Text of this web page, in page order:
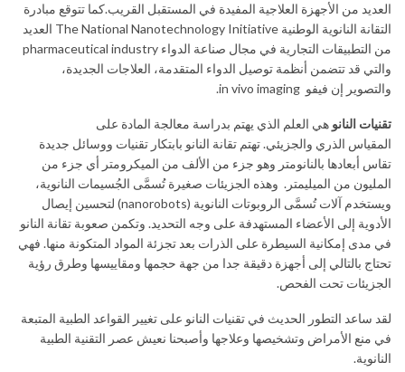
العديد من الأجهزة العلاجية المفيدة في المستقبل القريب.كما تتوقع مبادرة
التقانة النانوية الوطنية The National Nanotechnology Initiative العديد
من التطبيقات التجارية في مجال صناعة الدواء pharmaceutical industry
والتي قد تتضمن أنظمة توصيل الدواء المتقدمة، العلاجات الجديدة،
والتصوير إن فيفو in vivo imaging.
تقنيات النانو هي العلم الذي يهتم بدراسة معالجة المادة على
المقياس الذري والجزيئي. تهتم تقانة النانو بابتكار تقنيات ووسائل جديدة
تقاس أبعادها بالنانومتر وهو جزء من الألف من الميكرومتر أي جزء من
المليون من الميليمتر. وهذه الجزيئات صغيرة تُسمَّى الجُسيمات النانوية،
ويستخدم آلات تُسمَّى الروبوتات النانوية (nanorobots) لتحسين إيصال
الأدوية إلى الأعضاء المستهدفة على وجه التحديد. وتكمن صعوبة تقانة النانو
في مدى إمكانية السيطرة على الذرات بعد تجزئة المواد المتكونة منها. فهي
تحتاج بالتالي إلى أجهزة دقيقة جدا من جهة حجمها ومقاييسها وطرق رؤية
الجزيئات تحت الفحص.
لقد ساعد التطور الحديث في تقنيات النانو على تغيير القواعد الطبية المتبعة
في منع الأمراض وتشخيصها وعلاجها وأصبحنا نعيش عصر التقنية الطبية
النانوية.